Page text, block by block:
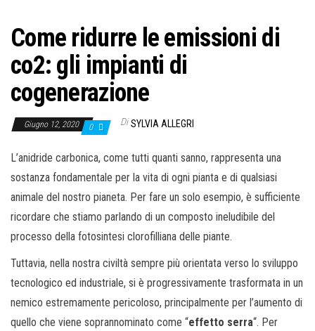
Come ridurre le emissioni di
co2: gli impianti di
cogenerazione
Giugno 12, 2020 0 Di SYLVIA ALLEGRI
L’anidride carbonica, come tutti quanti sanno, rappresenta una
sostanza fondamentale per la vita di ogni pianta e di qualsiasi
animale del nostro pianeta. Per fare un solo esempio, è sufficiente
ricordare che stiamo parlando di un composto ineludibile del
processo della fotosintesi clorofilliana delle piante.
Tuttavia, nella nostra civiltà sempre più orientata verso lo sviluppo
tecnologico ed industriale, si è progressivamente trasformata in un
nemico estremamente pericoloso, principalmente per l’aumento di
quello che viene soprannominato come “effetto serra“. Per